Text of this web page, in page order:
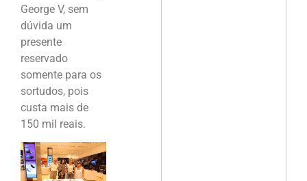
George V, sem
dúvida um
presente
reservado
somente para os
sortudos, pois
custa mais de
150 mil reais.